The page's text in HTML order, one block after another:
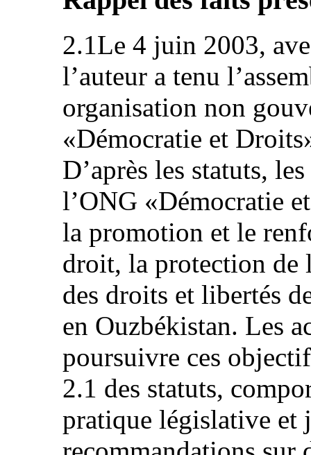
2.1Le 4 juin 2003,
l’auteur a tenu
organisation non
«Démocratie et
D’après les statuts,
l’ONG «Démocratie
la promotion et le
droit, la protection de
des droits et libertés
en Ouzbékistan. Les
poursuivre ces
2.1 des statuts,
pratique législative et